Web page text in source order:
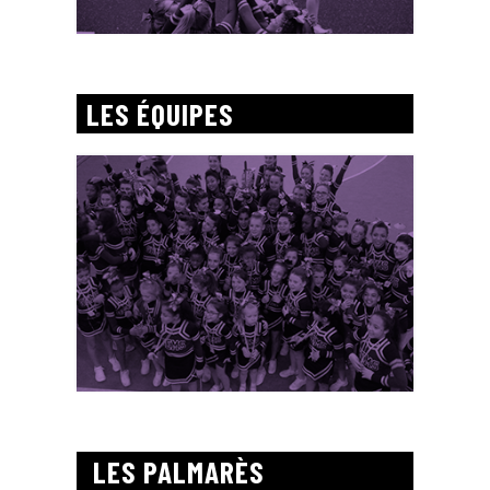
LES ÉQUIPES
LES PALMARÈS